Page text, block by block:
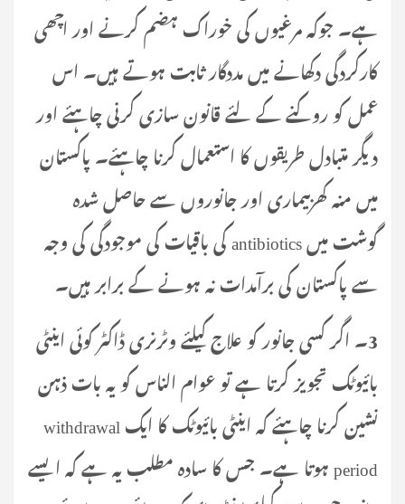
ہے۔ جوکہ مرغیوں کی خوراک ہضم کرنے اور اچھی
کارکردگی دکھانے میں مددگار ثابت ہوتے ہیں۔ اس
عمل کو روکنے کے لئے قانون سازی کرنی چاہئے اور
دیگر متبادل طریقوں کا استعمال کرنا چاہئے۔ پاکستان
میں منہ کھربیماری اور جانوروں سے حاصل شدہ
گوشت میں antibiotics کی باقیات کی موجودگی کی وجہ
سے پاکستان کی برآمدات نہ ہونے کے برابر ہیں۔
3۔ اگر کسی جانور کو علاج کیلئے وٹرنری ڈاکٹر کوئی اینٹی
بائیوٹک تجویز کرتا ہے تو عوام الناس کو یہ بات ذہن
نشین کرنا چاہئے کہ اینٹی بائیوٹک کا ایک withdrawal
period ہوتا ہے۔ جس کا سادہ مطلب یہ ہے کہ ایسے